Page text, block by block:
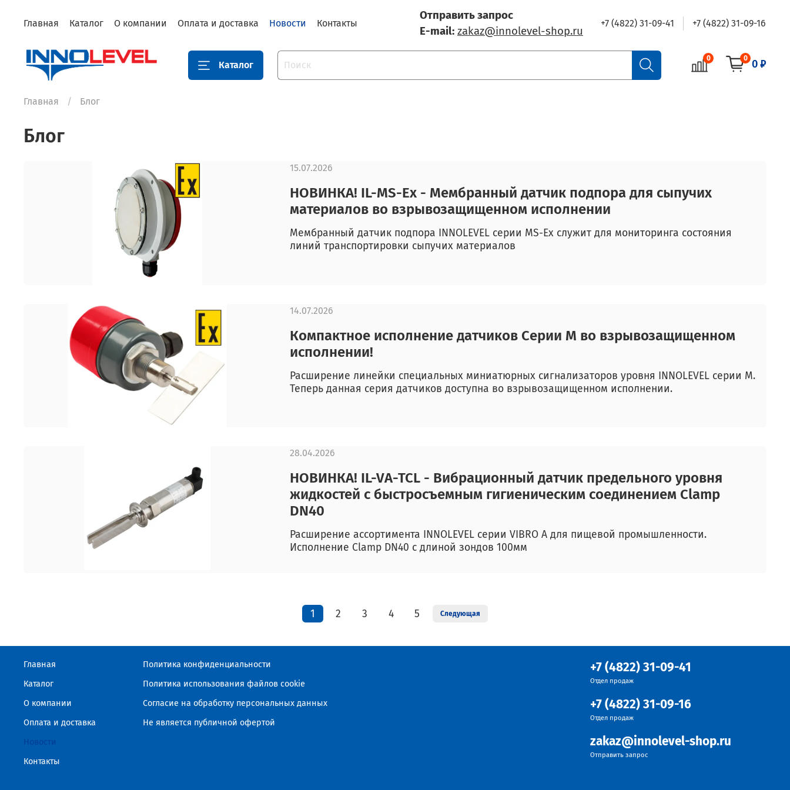
Главная Каталог О компании Оплата и доставка Новости Контакты
Отправить запрос
E-mail: zakaz@innolevel-shop.ru
+7 (4822) 31-09-41 +7 (4822) 31-09-16
Каталог
0 0 0 ₽
Главная Блог
Блог
НОВИНКА! IL-MS-Ex - Мембранный датчик подпора для сыпучих
материалов во взрывозащищенном исполнении
Мембранный датчик подпора INNOLEVEL серии MS-Ex служит для мониторинга состояния
линий транспортировки сыпучих материалов
15.07.2026
Компактное исполнение датчиков Серии М во взрывозащищенном
исполнении!
Расширение линейки специальных миниатюрных сигнализаторов уровня INNOLEVEL серии M.
Теперь данная серия датчиков доступна во взрывозащищенном исполнении.
14.07.2026
НОВИНКА! IL-VA-TCL - Вибрационный датчик предельного уровня
жидкостей с быстросъемным гигиеническим соединением Clamp
DN40
Расширение ассортимента INNOLEVEL серии VIBRO А для пищевой промышленности.
Исполнение Clamp DN40 с длиной зондов 100мм
28.04.2026
1 2 3 4 5 Следующая
Главная
Каталог
О компании
Оплата и доставка
Новости
Контакты
Политика конфиденциальности
Политика использования файлов cookie
Согласие на обработку персональных данных
Не является публичной офертой
+7 (4822) 31-09-41
Отдел продаж
+7 (4822) 31-09-16
Отдел продаж
zakaz@innolevel-shop.ru
Отправить запрос